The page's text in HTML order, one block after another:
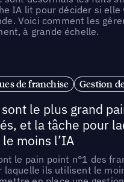
IA lit pour décider si elle
Voici comment les
à grande échelle.
de franchise
Gestion
sont le plus grand
et la tâche pour
moins l’IA
le pain point n°1 des
laquelle ils utilisent le